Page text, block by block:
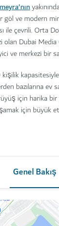
göl ve modern
ile çevrili. Orta
Dubai Media
ve merkezi bir
bazılarına ev
için harika bir
için büyük
Genel Bakış